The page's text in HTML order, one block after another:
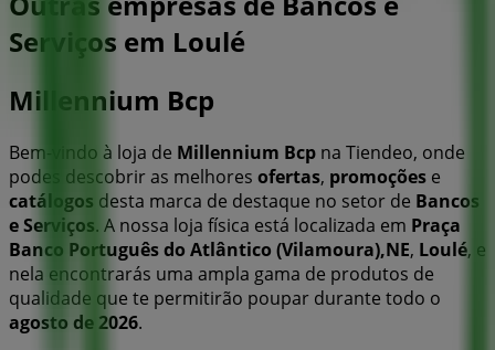
Serviços em Loulé
Millennium Bcp
Bem-vindo à loja de Millennium Bcp na Tiendeo, onde
podes descobrir as melhores ofertas, promoções e
catálogos desta marca de destaque no setor de Bancos
e Serviços. A nossa loja física está localizada em Praça
Banco Português do Atlântico (Vilamoura),NE, Loulé, e
nela encontrarás uma ampla gama de produtos de
qualidade que te permitirão poupar durante todo o
agosto de 2026.